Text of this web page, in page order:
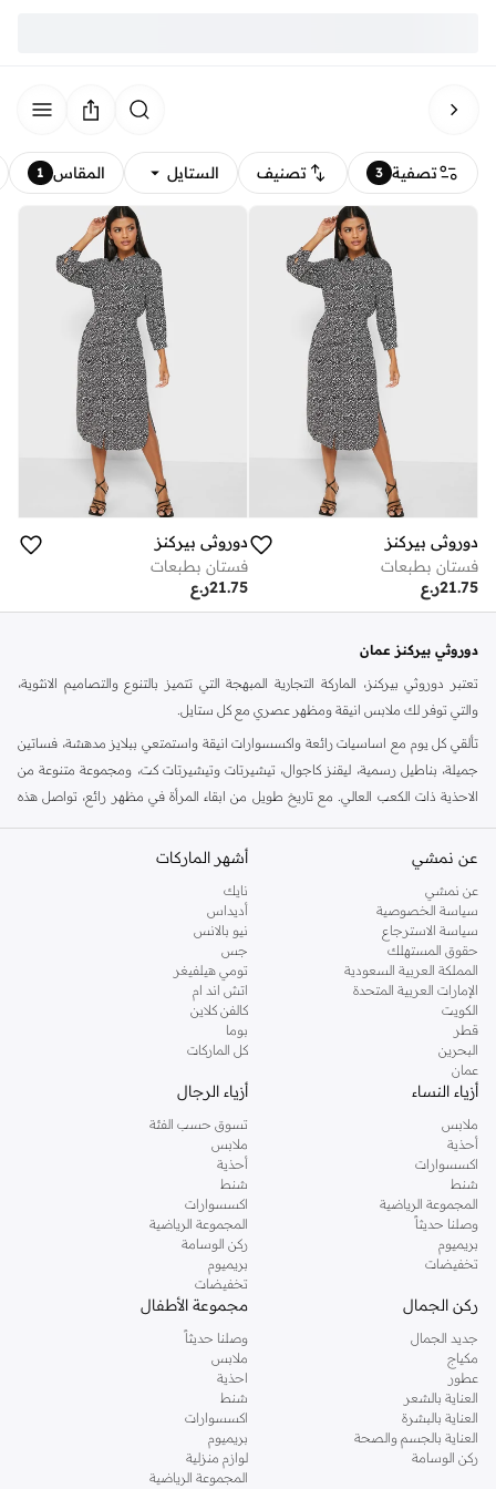
تصفية 3 تصنيف الستايل المقاس 1
دوروثي بيركنز
فستان بطبعات
ر.ع21.75
دوروثي بيركنز
فستان بطبعات
ر.ع21.75
دوروثي بيركنز عمان
تعتبر دوروثي بيركنز، الماركة التجارية المبهجة التي تتميز بالتنوع والتصاميم الانثوية،
والتي توفر لك ملابس انيقة ومظهر عصري مع كل ستايل.
تألقي كل يوم مع اساسيات رائعة واكسسوارات انيقة واستمتعي ببلايز مدهشة، فساتين
جميلة، بناطيل رسمية، ليقنز كاجوال، تيشيرتات وتيشيرتات كت، ومجموعة متنوعة من
الاحذية ذات الكعب العالي. مع تاريخ طويل من ابقاء المرأة في مظهر رائع، تواصل هذه
كنت تقومين بتجديد خزانة ملابسك الملائمة للعمل، البحث عن فستان مثالي للحفلات او
اليه.
تسوقي دوروثي بيركنز اون لاين مسقط
تسوقي دوروثي بيركنز اون لاين من نمشي واستمتعي باكثر من الف ستايل من مجموعة
دوروثي بيركنز الشهيرة. تصفحي المجموعة كاملة في متجر دوروثي بيركنز اون لاين او
استخدمي القائمة لتحديد تجربة تسوق دوروثي بيركنز اون لاين. خدمة التوصيل السريعة
والدعم الاستثنائي يضمن لك تجربة تسوق ممتعة دائما مع نمشي.
عن نمشي
عن نمشي
سياسة الخصوصية
سياسة الاسترجاع
حقوق المستهلك
المملكة العربية السعودية
الإمارات العربية المتحدة
الكويت
قطر
البحرين
عمان
أشهر الماركات
نايك
أديداس
نيو بالانس
جس
تومي هيلفيغر
اتش اند ام
كالفن كلاين
بوما
كل الماركات
أزياء النساء
ملابس
أحذية
اكسسوارات
شنط
المجموعة الرياضية
وصلنا حديثاً
بريميوم
تخفيضات
أزياء الرجال
تسوق حسب الفئة
ملابس
أحذية
شنط
اكسسوارات
المجموعة الرياضية
ركن الوسامة
بريميوم
تخفيضات
ركن الجمال
جديد الجمال
مكياج
عطور
العناية بالشعر
العناية بالبشرة
العناية بالجسم والصحة
ركن الوسامة
مجموعة الأطفال
وصلنا حديثاً
ملابس
احذية
شنط
اكسسوارات
بريميوم
لوازم منزلية
المجموعة الرياضية